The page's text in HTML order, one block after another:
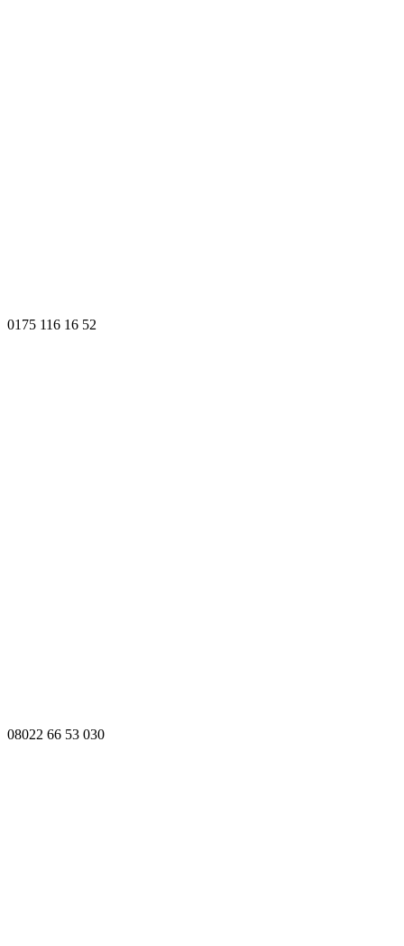
0175 116 16 52
08022 66 53 030